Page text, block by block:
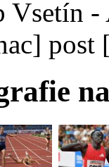
-
post